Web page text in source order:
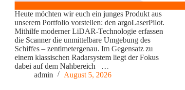
Heute möchten wir euch ein junges Produkt aus
unserem Portfolio vorstellen: den argoLaserPilot.
Mithilfe moderner LiDAR-Technologie erfassen
die Scanner die unmittelbare Umgebung des
Schiffes – zentimetergenau. Im Gegensatz zu
einem klassischen Radarsystem liegt der Fokus
dabei auf dem Nahbereich –…
admin
August 5, 2026